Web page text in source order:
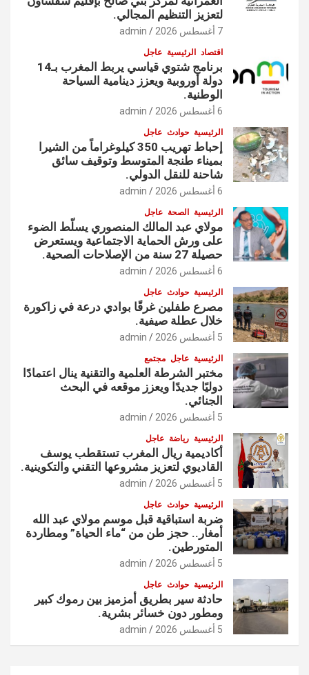
لتعزيز التنظيم المجالي.
7 أغسطس 2026 admin
اقتصاد الرئيسية عاجل
برنامج شتوي قياسي يربط المغرب بـ14
دولة أوروبية ويعزز دينامية السياحة
الوطنية.
6 أغسطس 2026 admin
الرئيسية حوادث عاجل
إحباط تهريب 350 كيلوغراماً من الشيرا
بميناء طنجة المتوسط وتوقيف سائق
شاحنة للنقل الدولي.
6 أغسطس 2026 admin
الرئيسية الصحة عاجل
مولاي عبد المالك المنصوري يسلّط الضوء
على ورش الحماية الاجتماعية ويستعرض
حصيلة 27 سنة من الإصلاحات الصحية.
6 أغسطس 2026 admin
الرئيسية حوادث عاجل
مصرع طفلين غرقًا بوادي درعة في زاكورة
خلال عطلة صيفية.
5 أغسطس 2026 admin
الرئيسية عاجل مجتمع
مختبر الشرطة العلمية والتقنية ينال اعتمادًا
دوليًا جديدًا ويعزز موقعه في البحث
الجنائي.
5 أغسطس 2026 admin
الرئيسية رياضة عاجل
أكاديمية ريال المغرب تستقطب يوسف
القاديوي لتعزيز مشروعها التقني والتكوينية.
5 أغسطس 2026 admin
الرئيسية حوادث عاجل
ضربة استباقية قبل موسم مولاي عبد الله
أمغار.. حجز طن من “ماء الحياة” ومطاردة
المتورطين.
5 أغسطس 2026 admin
الرئيسية حوادث عاجل
حادثة سير بطريق أمزميز بين رموك كبير
ومطور دون خسائر بشرية.
5 أغسطس 2026 admin